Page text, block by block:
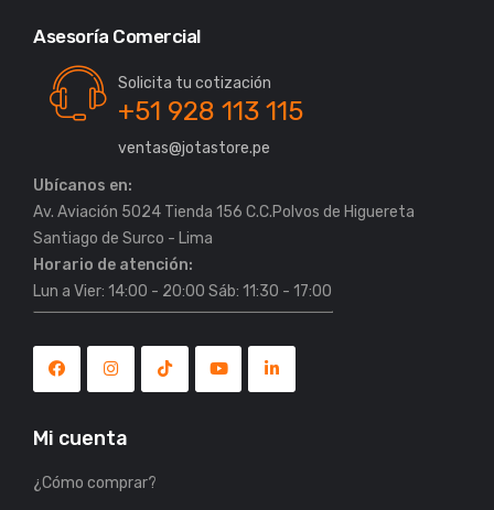
Asesoría Comercial
Solicita tu cotización
+51 928 113 115
ventas@jotastore.pe
Ubícanos en:
Av. Aviación 5024 Tienda 156 C.C.Polvos de Higuereta
Horario de atención:
Lun a Vier: 14:00 - 20:00 Sáb: 11:30 - 17:00
Mi cuenta
¿Cómo comprar?